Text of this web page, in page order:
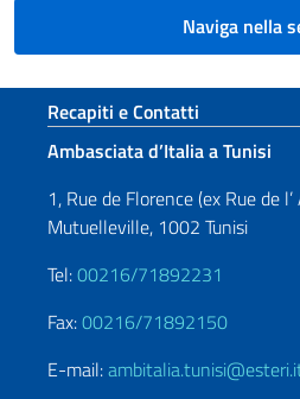
Naviga nella
Sezione footer
Recapiti e Contatti
Ambasciata d’Italia a Tunisi
1, Rue de Florence (ex Rue de
Mutuelleville, 1002 Tunisi
Tel:00216/71892231
Fax:00216/71892150
E-mail: